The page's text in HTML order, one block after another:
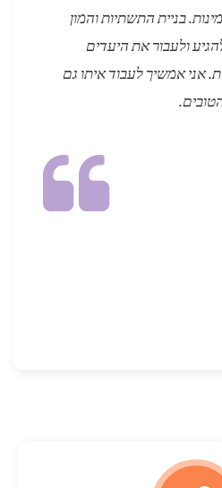
בניית התשתיות והמון
ולעבור את היעדים
אני אמשיך לעבוד איתו גם